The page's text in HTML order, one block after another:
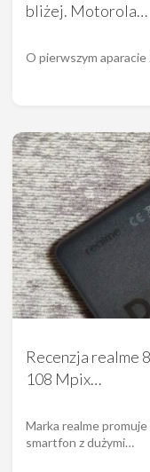
bliżej. Motorola…
O pierwszym
Recenzja realme
108 Mpix…
Marka realme
smartfon z dużymi…